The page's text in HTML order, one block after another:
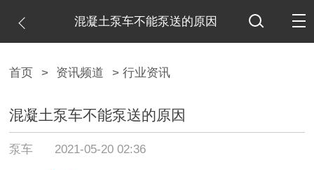
混凝土泵车不能泵送的原因
首页 > 资讯频道 > 行业资讯
混凝土泵车不能泵送的原因
泵车 2021-05-20 02:36